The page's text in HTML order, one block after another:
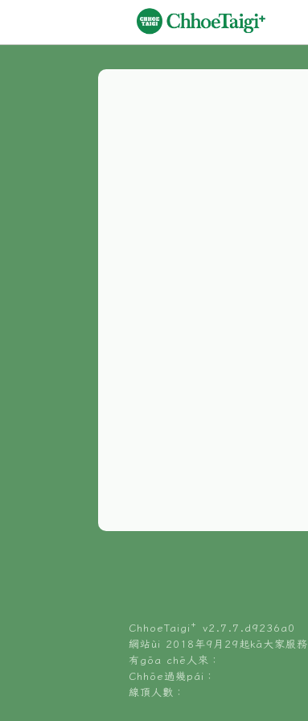
ChhoeTaigi⁺ v2.7.7.d9236a0
網站ùi 2018年9月29起kā大家服務
有gōa chē人來：
Chhōe過幾pái：
線頂人數：